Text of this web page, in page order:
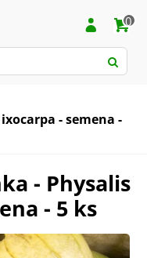
0
- semena -
- Physalis
- 5 ks